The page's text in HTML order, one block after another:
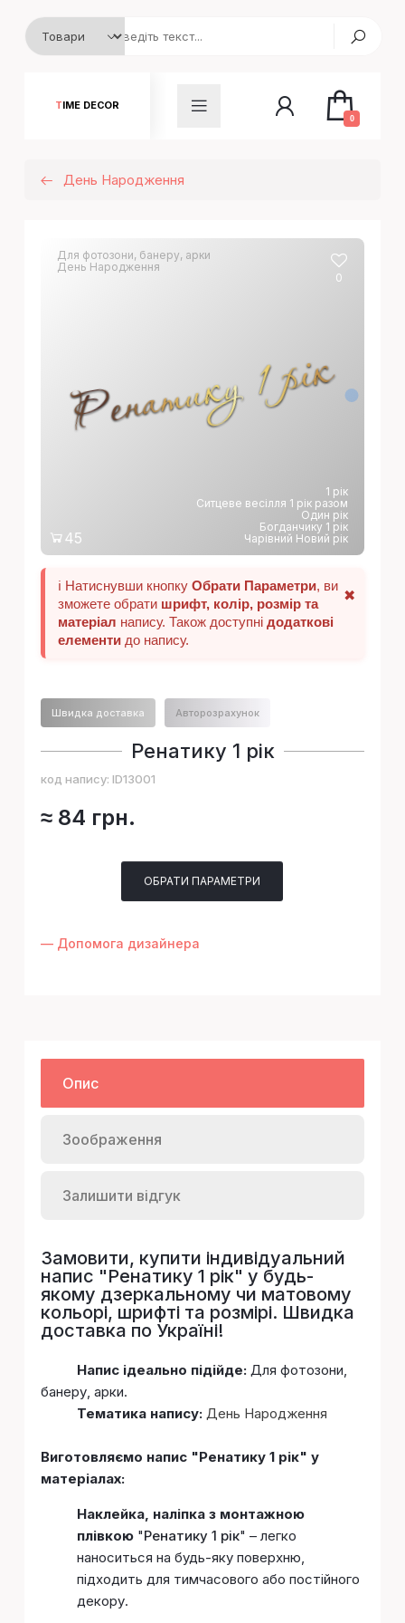
TIME DECOR
0
День Народження
Ренатику 1 рік
Для фотозони, банеру, арки
День Народження
1 рік
Ситцеве весілля 1 рік разом
Один рік
Богданчику 1 рік
Чарівний Новий рік
0
45
✖
ℹ️ Натиснувши кнопку Обрати Параметри, ви
зможете обрати шрифт, колір, розмір та
матеріал напису. Також доступні додаткові
елементидо напису.
Швидка доставка Авторозрахунок
Ренатику 1 рік
код напису: ID13001
≈ 84 грн.
ОБРАТИ ПАРАМЕТРИ
— Допомога дизайнера
Опис
Зоображення
Залишити відгук
Замовити, купити індивідуальний
напис "Ренатику 1 рік" у будь-
якому дзеркальному чи матовому
кольорі, шрифті та розмірі. Швидка
доставка по Україні!
Напис ідеально підійде:Для фотозони,
банеру, арки.
Тематика напису: День Народження
Виготовляємо напис "Ренатику 1 рік" у
матеріалах:
Наклейка, наліпка з монтажною
плівкою"Ренатику 1 рік" – легко
наноситься на будь-яку поверхню,
підходить для тимчасового або постійного
декору.